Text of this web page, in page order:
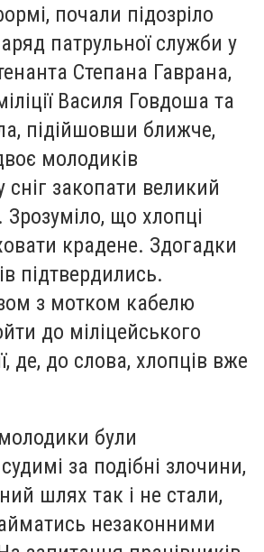
почали підозріло
патрульної служби у
Степана Гаврана,
Василя Говдоша та
підійшовши ближче,
молодиків
закопати великий
що хлопці
крадене. Здогадки
підтвердились.
з мотком кабелю
до міліцейського
де, до слова, хлопців вже
були
за подібні злочини,
шлях так і не стали,
незаконними